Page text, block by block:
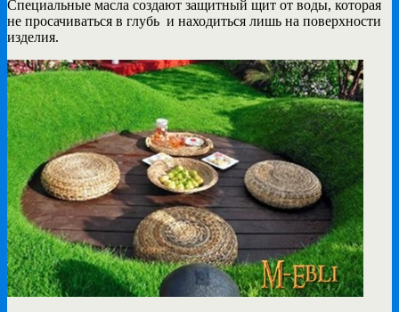
Специальные масла создают защитный щит от воды, которая
не просачиваться в глубь и находиться лишь на поверхности
изделия.